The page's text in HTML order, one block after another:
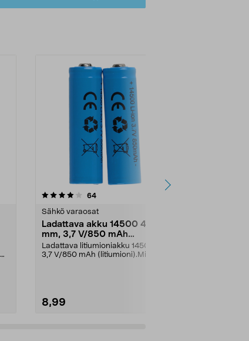
64arvostelut
Sähkö varaosat
Ladattava akku 14500 49
mm, 3,7 V/850 mAh
litiumioni, 2 kpl
Ladattava litiumioniakku 14500,
3,7 V/850 mAh (litiumioni).Mitat:
8,99
4.5 viidestä